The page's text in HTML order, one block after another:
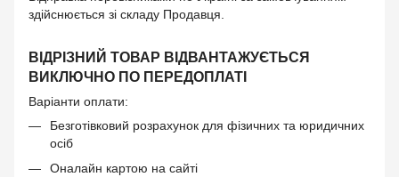
здійснюється зі складу Продавця.
ВІДРІЗНИЙ ТОВАР ВІДВАНТАЖУЄТЬСЯ
ВИКЛЮЧНО ПО ПЕРЕДОПЛАТІ
Варіанти оплати:
Безготівковий розрахунок для фізичних та юридичних
осіб
Оналайн картою на сайті